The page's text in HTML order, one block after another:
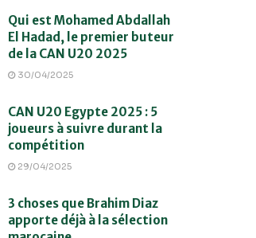
Qui est Mohamed Abdallah
El Hadad, le premier buteur
de la CAN U20 2025
30/04/2025
CAN U20 Egypte 2025 : 5
joueurs à suivre durant la
compétition
29/04/2025
3 choses que Brahim Diaz
apporte déjà à la sélection